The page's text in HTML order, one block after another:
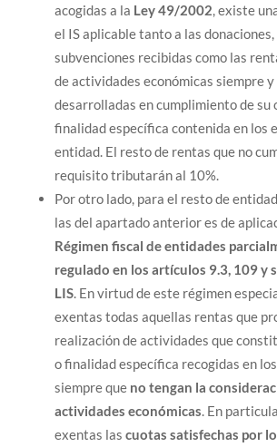
acogidas a la Ley 49/2002 , existe
el IS aplicable tanto a las
subvenciones recibidas como las
de actividades económicas siempre y
desarrolladas en cumplimiento de su
finalidad específica contenida en los
entidad. El resto de rentas que no
requisito tributarán al 10%.
Por otro lado, para el resto de
las del apartado anterior es de
Régimen fiscal de entidades
regulado en los artículos 9.3, 109 y
LIS. En virtud de este régimen
exentas todas aquellas rentas que
realización de actividades que
o finalidad específica recogidas en
siempre queno tengan la
actividades económicas . En
exentas las cuotas satisfechas por